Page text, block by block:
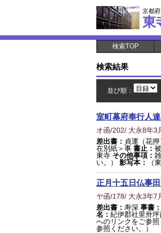
京都
東
検索TOP
検索結果
並び順：
室町幕府奉行人
オ函/202/ 大永8年3
差出書： 貞運（花押
在別紙＞事 書止：
東寺 その他事項：
い。）
影写本： （
正月十五日仏事
ヤ函/178/ 大永3年7
差出書： 寿深 事書：
名： 紀伊郡社里卅
へのリンクをご参照
参照ください。）